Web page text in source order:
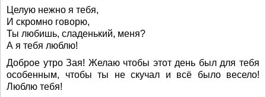
Целую нежно я тебя,
И скромно говорю,
Ты любишь, сладенький, меня?
А я тебя люблю!
Доброе утро Зая! Желаю чтобы этот день был для тебя
особенным, чтобы ты не скучал и всё было весело!
Люблю тебя!